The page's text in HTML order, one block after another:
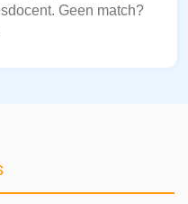
Geen match?